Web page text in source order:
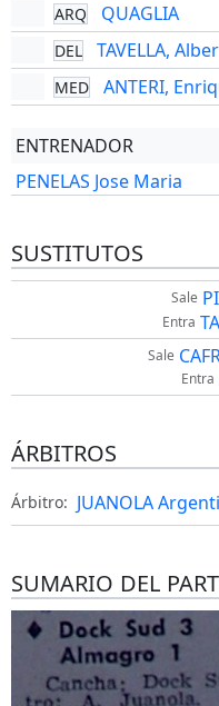
ARQ QUAGLIA
DEL TAVELLA,
MED ANTERI,
ENTRENADOR
PENELAS Jose Maria
SUSTITUTOS
Sale
Entra
Sale
Entra
ÁRBITROS
Árbitro: JUANOLA
SUMARIO DEL